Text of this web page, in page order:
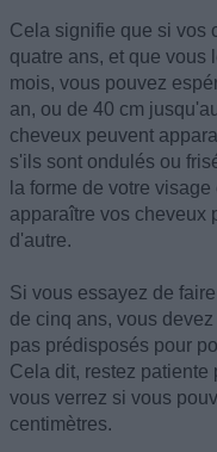
Cela signifie que si vos
quatre ans, et que vous
mois, vous pouvez
an, ou de 40 cm
cheveux peuvent
s'ils sont ondulés ou
la forme de votre
apparaître vos cheveux
d'autre.
Si vous essayez de
de cinq ans, vous
pas prédisposés pour
Cela dit, restez patiente
vous verrez si vous
centimètres.